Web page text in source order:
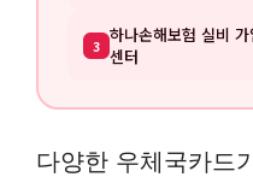
3 하나손해보험 실비
센터
다양한 우체국카드